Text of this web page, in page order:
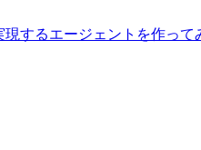
するエージェントを作って